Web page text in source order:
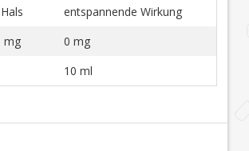
entspannende Wirkung
mg
0 mg
10 ml